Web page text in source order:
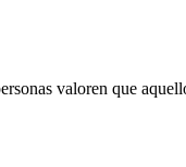
valoren que